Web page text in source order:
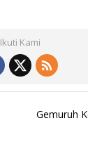
Ikuti Kami
Gemuruh